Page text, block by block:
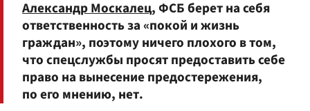
Александр Москалец, ФСБ берет на себя
ответственность за «покой и жизнь
граждан», поэтому ничего плохого в том,
что спецслужбы просят предоставить себе
право на вынесение предостережения,
по его мнению, нет.